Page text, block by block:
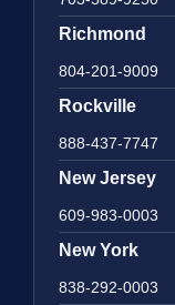
Richmond
804-201-9009
Rockville
888-437-7747
New Jersey
609-983-0003
New York
838-292-0003